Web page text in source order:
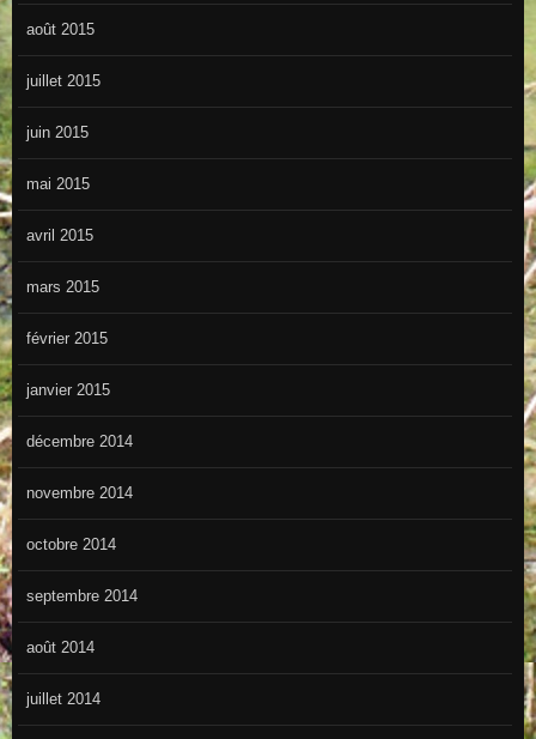
août 2015
juillet 2015
juin 2015
mai 2015
avril 2015
mars 2015
février 2015
janvier 2015
décembre 2014
novembre 2014
octobre 2014
septembre 2014
août 2014
juillet 2014